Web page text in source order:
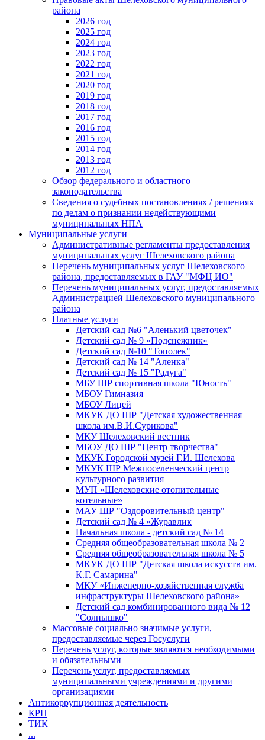
района
2026 год
2025 год
2024 год
2023 год
2022 год
2021 год
2020 год
2019 год
2018 год
2017 год
2016 год
2015 год
2014 год
2013 год
2012 год
Обзор федерального и областного
законодательства
Сведения о судебных постановлениях / решениях
по делам о признании недействующими
муниципальных НПА
Муниципальные услуги
Административные регламенты предоставления
муниципальных услуг Шелеховского района
Перечень муниципальных услуг Шелеховского
района, предоставляемых в ГАУ "МФЦ ИО"
Перечень муниципальных услуг, предоставляемых
Администрацией Шелеховского муниципального
района
Платные услуги
Детский сад №6 "Аленький цветочек"
Детский сад № 9 «Подснежник»
Детский сад №10 "Тополек"
Детский сад № 14 "Аленка"
Детский сад № 15 "Радуга"
МБУ ШР спортивная школа "Юность"
МБОУ Гимназия
МБОУ Лицей
МКУК ДО ШР "Детская художественная
школа им.В.И.Сурикова"
МКУ Шелеховский вестник
МБОУ ДО ШР "Центр творчества"
МКУК Городской музей Г.И. Шелехова
МКУК ШР Межпоселенческий центр
культурного развития
МУП «Шелеховские отопительные
котельные»
МАУ ШР "Оздоровительный центр"
Детский сад № 4 «Журавлик
Начальная школа - детский сад № 14
Средняя общеобразовательная школа № 2
Средняя общеобразовательная школа № 5
МКУК ДО ШР "Детская школа искусств им.
К.Г. Самарина"
МКУ «Инженерно-хозяйственная служба
инфраструктуры Шелеховского района»
Детский сад комбинированного вида № 12
"Солнышко"
Массовые социально значимые услуги,
предоставляемые через Госуслуги
Перечень услуг, которые являются необходимыми
и обязательными
Перечень услуг, предоставляемых
муниципальными учреждениями и другими
организациями
Антикоррупционная деятельность
КРП
ТИК
...